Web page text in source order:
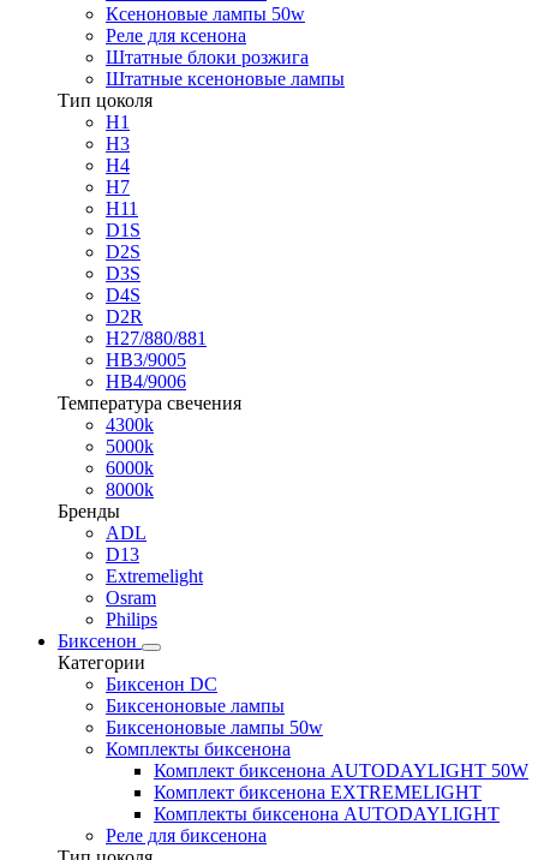
Ксеноновые лампы 50w
Реле для ксенона
Штатные блоки розжига
Штатные ксеноновые лампы
Тип цоколя
H1
H3
H4
H7
H11
D1S
D2S
D3S
D4S
D2R
H27/880/881
HB3/9005
HB4/9006
Температура свечения
4300k
5000k
6000k
8000k
Бренды
ADL
D13
Extremelight
Osram
Philips
Биксенон
Категории
Биксенон DC
Биксеноновые лампы
Биксеноновые лампы 50w
Комплекты биксенона
Комплект биксенона AUTODAYLIGHT 50W
Комплект биксенона EXTREMELIGHT
Комплекты биксенона AUTODAYLIGHT
Реле для биксенона